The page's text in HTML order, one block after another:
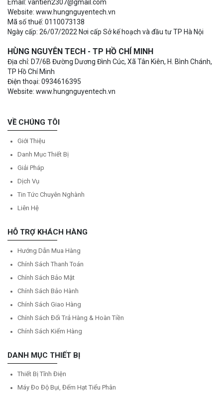
Email: vantien2307@gmail.com
Website: www.hungnguyentech.vn
Mã số thuế: 0110073138
Ngày cấp: 26/07/2022 Nơi cấp Sở kế hoạch và đầu tư TP Hà Nội
HÙNG NGUYÊN TECH - TP HỒ CHÍ MINH
Địa chỉ: D7/6B Đường Dương Đình Cúc, Xã Tân Kiên, H. Bình Chánh,
TP Hồ Chí Minh
Điện thoại: 0934616395
Website: www.hungnguyentech.vn
VỀ CHÚNG TÔI
Giới Thiệu
Danh Mục Thiết Bị
Giải Pháp
Dịch Vụ
Tin Tức Chuyên Nghành
Liên Hệ
HỖ TRỢ KHÁCH HÀNG
Hướng Dẫn Mua Hàng
Chính Sách Thanh Toán
Chính Sách Bảo Mật
Chính Sách Bảo Hành
Chính Sách Giao Hàng
Chính Sách Đổi Trả Hàng & Hoàn Tiền
Chính Sách Kiểm Hàng
DANH MỤC THIẾT BỊ
Thiết Bị Tĩnh Điện
Máy Đo Độ Bụi, Đếm Hạt Tiểu Phân